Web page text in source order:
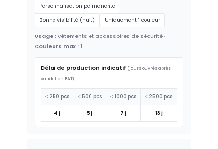
Personnalisation permanente
Bonne visibilité (nuit)
Uniquement 1 couleur
Usage :vêtements et accessoires de sécurité ·
Couleurs max : 1
Délai de production indicatif (jours ouvrés après
validation BAT)
≤ 250 pcs ≤ 500 pcs ≤ 1000 pcs ≤ 2500 pcs
4 j 5 j 7 j 13 j